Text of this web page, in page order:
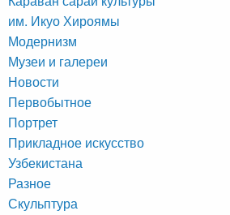
им. Икуо Хироямы
Модернизм
Музеи и галереи
Новости
Первобытное
Портрет
Прикладное искусство
Узбекистана
Разное
Скульптура